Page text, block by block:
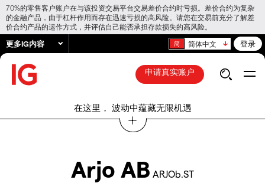
70%的零售客户账户在与该投资交易平台交易差价合约时亏损。差价合约为复杂
的金融产品，由于杠杆作用而存在迅速亏损的高风险。请您在交易前充分了解差
价合约产品的运作方式，并评估自己能否承担存款损失的高风险。
更多IG内容 简体中文 登录
申请真实账户
在这里， 波动中蕴藏无限机遇
Arjo AB ARJOb.ST